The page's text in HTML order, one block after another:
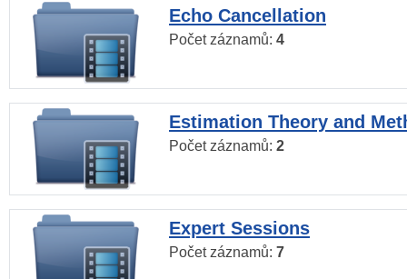
Echo Cancellation
Počet záznamů: 4
Estimation Theory and
Počet záznamů: 2
Expert Sessions
Počet záznamů: 7